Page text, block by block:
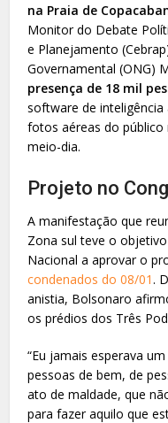
na Praia de
Monitor do Debate
e Planejamento
Governamental (ONG)
presença de 18 mil
software de
fotos aéreas do
meio-dia.
Projeto no
A manifestação que
Zona sul teve o
Nacional a aprovar o
condenados do 08/01.
anistia, Bolsonaro
os prédios dos Três
“Eu jamais esperava
pessoas de bem, de
ato de maldade, que
para fazer aquilo que